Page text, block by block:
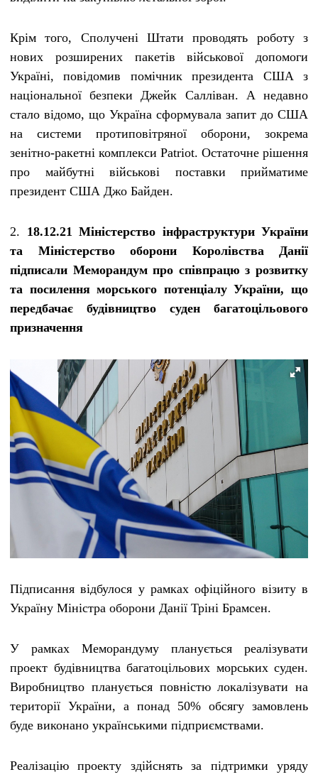
Крім того, Сполучені Штати проводять роботу з
нових розширених пакетів військової допомоги
Україні, повідомив помічник президента США з
національної безпеки Джейк Салліван. А недавно
стало відомо, що Україна сформувала запит до США
на системи протиповітряної оборони, зокрема
зенітно-ракетні комплекси Patriot. Остаточне рішення
про майбутні військові поставки прийматиме
президент США Джо Байден.
2. 18.12.21 Міністерство інфраструктури України
та Міністерство оборони Королівства Данії
підписали Меморандум про співпрацю з розвитку
та посилення морського потенціалу України, що
передбачає будівництво суден багатоцільового
призначення
Підписання відбулося у рамках офіційного візиту в
Україну Міністра оборони Данії Тріні Брамсен.
У рамках Меморандуму планується реалізувати
проект будівництва багатоцільових морських суден.
Виробництво планується повністю локалізувати на
території України, а понад 50% обсягу замовлень
буде виконано українськими підприємствами.
Реалізацію проекту здійснять за підтримки уряду